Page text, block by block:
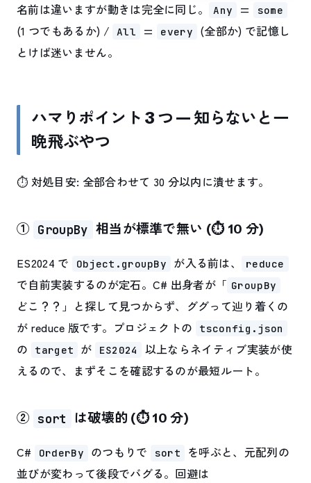
名前は違いますが動きは完全に同じ。 Any = some
(1 つでもあるか) / All = every
(全部か) で記憶し
とけば迷いません。
ハマりポイント 3 つ — 知らないと一
晩飛ぶやつ
⏱ 対処目安: 全部合わせて 30 分以内に潰せます。
① GroupBy 相当が標準で無い (⏱ 10 分)
ES2024 で Object.groupBy が入る前は、 reduce
で自前実装するのが定石。C# 出身者が「 GroupBy
どこ？？」と探して見つからず、ググって辿り着くの
が reduce 版です。プロジェクトの
tsconfig.json
の target が ES2024
以上ならネイティブ実装が使
えるので、まずそこを確認するのが最短ルート。
② sort は破壊的 (⏱ 10 分)
C# OrderBy のつもりで sort
を呼ぶと、元配列の
並びが変わって後段でバグる。回避は